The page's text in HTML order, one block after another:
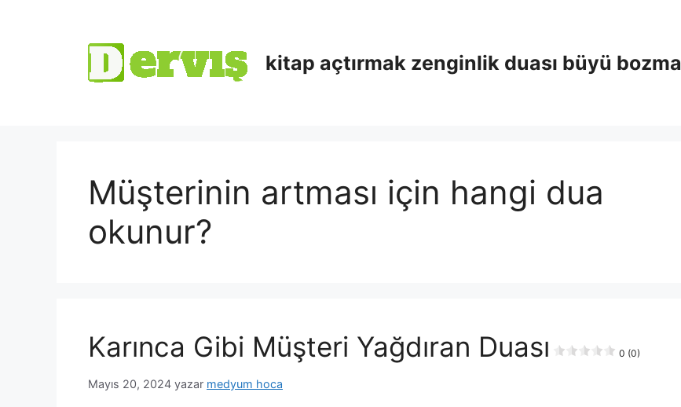
kitap açtırmak zenginlik duası büyü bozma
Müşterinin artması için hangi dua
okunur?
Karınca Gibi Müşteri Yağdıran Duası 0 (0)
Mayıs 20, 2024 yazar medyum hoca